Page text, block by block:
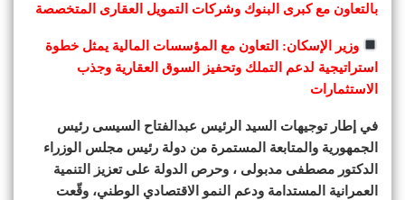
بالتعاون مع كبرى البنوك وشركات التمويل العقارى المتخصصة
وزير الإسكان: التعاون مع المؤسسات المالية يمثل خطوة
استراتيجية لدعم التملك وتحفيز السوق العقارية وجذب
الاستثمارات
في إطار توجيهات السيد الرئيس عبدالفتاح السيسى رئيس
الجمهورية والمتابعة المستمرة من دولة رئيس مجلس الوزراء
الدكتور مصطفى مدبولى ، وحرص الدولة على تعزيز التنمية
العمرانية المستدامة ودعم النمو الاقتصادي الوطني، وقّعت